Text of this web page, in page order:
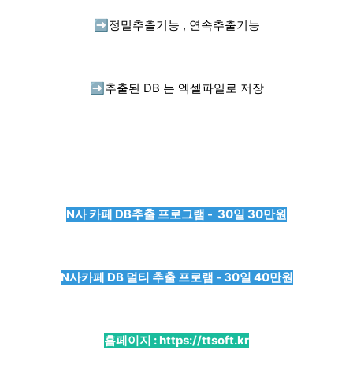
➡️ 정밀추출기능 , 연속추출기능
➡️ 추출된 DB 는 엑셀파일로 저장
N사 카페 DB추출 프로그램 - 30일 30만원
N사카페 DB 멀티 추출 프로램 - 30일 40만원
홈페이지 :https://ttsoft.kr